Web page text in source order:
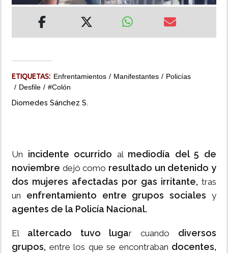
ETIQUETAS: Enfrentamientos Manifestantes
Policías
Desfile
#Colón
Diomedes Sánchez S.
Un incidente ocurrido al mediodía del 5 de
noviembre dejó como resultado un detenido y
dos mujeres afectadas por gas irritante, tras
un enfrentamiento entre grupos sociales y
agentes de la Policía Nacional.
El altercado tuvo lugar cuando diversos
grupos, entre los que se encontraban docentes,